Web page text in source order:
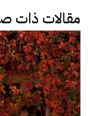
مقالات ذات